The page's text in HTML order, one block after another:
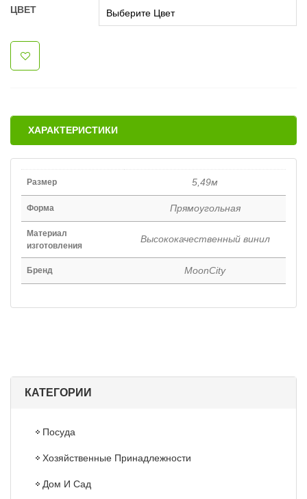
КАТЕГОРИИ
Посуда
Хозяйственные Принадлежности
Дом И Сад
ЦВЕТ
ХАРАКТЕРИСТИКИ
Размер 5,49м
Форма Прямоугольная
Материал
изготовления
Высококачественный винил
Бренд MoonCity